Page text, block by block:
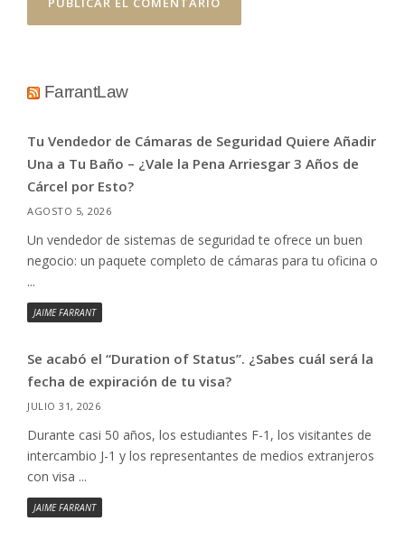
FarrantLaw
Tu Vendedor de Cámaras de Seguridad Quiere Añadir
Una a Tu Baño – ¿Vale la Pena Arriesgar 3 Años de
Cárcel por Esto?
AGOSTO 5, 2026
Un vendedor de sistemas de seguridad te ofrece un buen
negocio: un paquete completo de cámaras para tu oficina o
...
JAIME FARRANT
Se acabó el “Duration of Status”. ¿Sabes cuál será la
fecha de expiración de tu visa?
JULIO 31, 2026
Durante casi 50 años, los estudiantes F-1, los visitantes de
intercambio J-1 y los representantes de medios extranjeros
con visa ...
JAIME FARRANT